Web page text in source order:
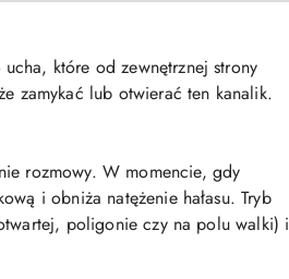
które od zewnętrznej strony
zamykać lub otwierać ten kanalik.
rozmowy. W momencie, gdy
i obniża natężenie hałasu. Tryb
poligonie czy na polu walki) i